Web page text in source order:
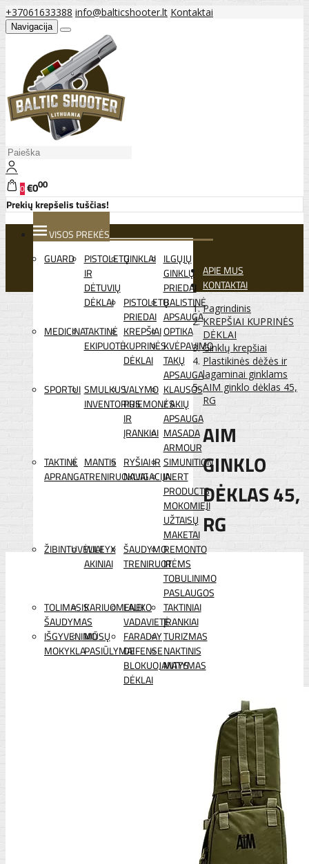
+37061633388 info@balticshooter.lt Kontaktai
Navigacija
0€000
Prekių krepšelis tuščias!
VISOS PREKĖS
GUARD
PISTOLETŲ
IR
DĖTUVIŲ
DĖKLAI
GINKLAI ILGŲJŲ
GINKLŲ
PRIEDAI
PISTOLETŲ
PRIEDAI
BALISTINĖ
APSAUGA
MEDICINATAKTINĖ
EKIPUOTĖ
KREPŠIAI
KUPRINĖS
DĖKLAI
OPTIKA
KVĖPAVIMO
TAKŲ
APSAUGA
SPORTUI SMULKUS
INVENTORIUS
VALYMO
PRIEMONĖS
IR
ĮRANKIAI
KLAUSOS
/ AKIŲ
APSAUGA
MASADA
ARMOUR
TAKTINĖ
APRANGA
MANTIS
TRENIRUOKLIAI
RYŠIAI IR
NAVIGACIJA
SIMUNITION
INERT
PRODUCTS
MOKOMIEJI
UŽTAISŲ
MAKETAI
ŽIBINTUVĖLIAI
WILEYX
AKINIAI
ŠAUDYMO
TRENIRUOTĖMS
REMONTO
IR
TOBULINIMO
PASLAUGOS
TOLIMASIS
ŠAUDYMAS
KARIUOMENEI
LAUKO
VADAVIETĖ
TAKTINIAI
ĮRANKIAI
IŠGYVENIMO
MOKYKLA
MŪSŲ
PASIŪLYMAI
FARADAY
DEFENSE
BLOKUOJANTYS
DĖKLAI
TURIZMAS
NAKTINIS
MATYMAS
APIE MUS
KONTAKTAI
Pagrindinis
KREPŠIAI KUPRINĖS
DĖKLAI
Ginklų krepšiai
Plastikinės dėžės ir
lagaminai ginklams
AIM ginklo dėklas 45,
RG
AIM
GINKLO
DĖKLAS 45,
RG